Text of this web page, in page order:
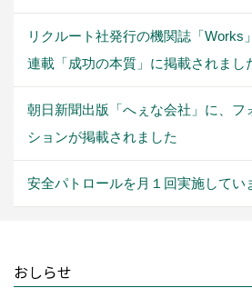
リクルート社発行の機関誌「
連載「成功の本質」に掲載されまし
朝日新聞出版「へぇな会社」に、フ
ションが掲載されました
安全パトロールを月１回実施してい
おしらせ